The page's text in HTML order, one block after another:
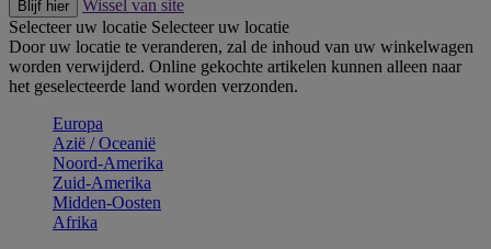
Blijf hier
Wissel van site
Selecteer uw locatie Selecteer uw locatie
Door uw locatie te veranderen, zal de inhoud van uw winkelwagen
worden verwijderd. Online gekochte artikelen kunnen alleen naar
het geselecteerde land worden verzonden.
Europa
Aziё / Oceaniё
Noord-Amerika
Zuid-Amerika
Midden-Oosten
Afrika